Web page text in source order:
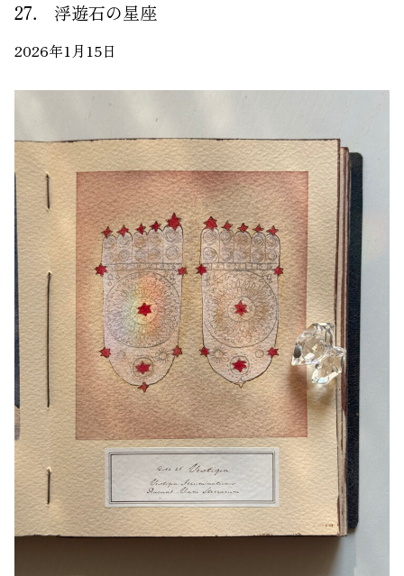
27． 浮遊石の星座
2026年1月15日